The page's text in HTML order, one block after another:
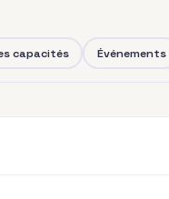
capacités Événements